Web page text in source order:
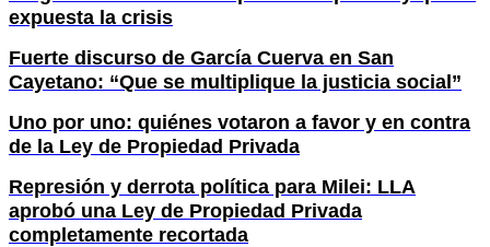
expuesta la crisis
Fuerte discurso de García Cuerva en San
Cayetano: “Que se multiplique la justicia social”
Uno por uno: quiénes votaron a favor y en contra
de la Ley de Propiedad Privada
Represión y derrota política para Milei: LLA
aprobó una Ley de Propiedad Privada
completamente recortada